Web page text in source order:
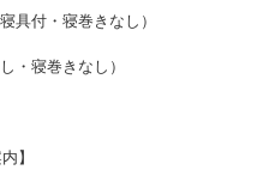
具付・寝巻きなし）
・寝巻きなし）
】